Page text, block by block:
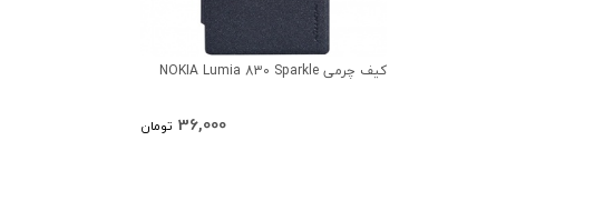
کیف چرمی NOKIA Lumia 830 Sparkle
36,000 تومان